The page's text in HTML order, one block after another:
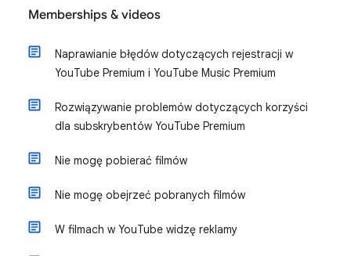
Memberships & videos
Naprawianie błędów dotyczących rejestracji w
YouTube Premium i YouTube Music Premium
Rozwiązywanie problemów dotyczących korzyści
dla subskrybentów YouTube Premium
Nie mogę pobierać filmów
Nie mogę obejrzeć pobranych filmów
W filmach w YouTube widzę reklamy